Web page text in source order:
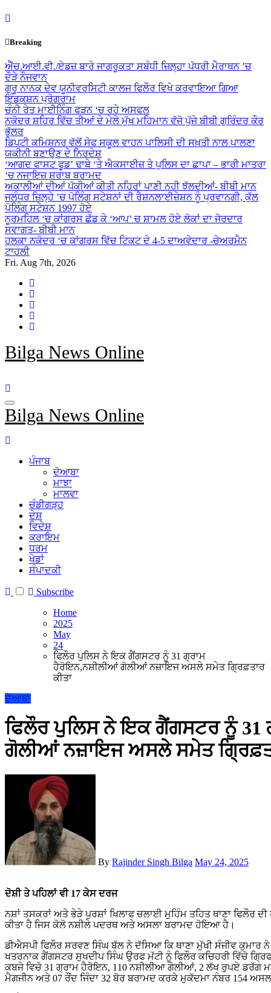
Skip
content
Breaking
ਐੱਚ.ਆਈ.ਵੀ./ਏਡਜ਼ ਬਾਰੇ ਜਾਗਰੂਕਤਾ ਸਬੰਧੀ ਜ਼ਿਲ੍ਹਾ ਪੱਧਰੀ ਮੈਰਾਥਨ ’ਚ
ਦੌੜੇ ਨੌਜਵਾਨ
ਗੁਰੂ ਨਾਨਕ ਦੇਵ ਯੂਨੀਵਰਸਿਟੀ ਕਾਲਜ ਫਿਲੌਰ ਵਿਖੇ ਕਰਵਾਇਆ ਗਿਆ
ਇੰਡਕਸ਼ਨ ਪ੍ਰੋਗਰਾਮ
ਚੰਨੀ ਰੇਤ ਮਾਈਨਿੰਗ ਫੜਨ ‘ਚ ਰਹੇ ਅਸਫਲ
ਨਕੋਦਰ ਸ਼ਹਿਰ ਵਿੱਚ ਤੀਆਂ ਦੇ ਮੇਲੇ ਮੁੱਖ ਮਹਿਮਾਨ ਵੱਜੋ ਪੁੱਜੇ ਬੀਬੀ ਗੁਰਿੰਦਰ ਕੌਰ
ਭੁੱਲਰ
ਡਿਪਟੀ ਕਮਿਸ਼ਨਰ ਵੱਲੋਂ ਸੇਫ ਸਕੂਲ ਵਾਹਨ ਪਾਲਿਸੀ ਦੀ ਸਖ਼ਤੀ ਨਾਲ ਪਾਲਣਾ
ਯਕੀਨੀ ਬਣਾਉਣ ਦੇ ਨਿਰਦੇਸ਼
‘ਆਗਦ ਫਾਸਟ ਫੂਡ’ ਢਾਬੇ ‘ਤੇ ਐਕਸਾਈਜ਼ ਤੇ ਪੁਲਿਸ ਦਾ ਛਾਪਾ – ਭਾਰੀ ਮਾਤਰਾ
‘ਚ ਨਜਾਇਜ਼ ਸ਼ਰਾਬ ਬਰਾਮਦ
ਅਕਾਲੀਆਂ ਦੀਆਂ ਪੱਕੀਆਂ ਕੀਤੀ ਨਹਿਰਾਂ ਪਾਣੀ ਨਹੀ ਝੱਲਦੀਆਂ- ਬੀਬੀ ਮਾਨ
ਜਲੰਧਰ ਜ਼ਿਲ੍ਹੇ ’ਚ ਪੋਲਿੰਗ ਸਟੇਸ਼ਨਾਂ ਦੀ ਰੈਸ਼ਨਲਾਈਜ਼ੇਸ਼ਨ ਨੂੰ ਪ੍ਰਵਾਨਗੀ, ਕੁੱਲ
ਪੋਲਿੰਗ ਸਟੇਸ਼ਨ 1997 ਹੋਏ
ਨੂਰਮਹਿਲ ‘ਚ ਕਾਂਗਰਸ ਛੱਡ ਕੇ ‘ਆਪ’ ਚ ਸ਼ਾਮਲ ਹੋਏ ਲੋਕਾਂ ਦਾ ਜੋਰਦਾਰ
ਸਵਾਗਤ- ਬੀਬੀ ਮਾਨ
ਹਲਕਾ ਨਕੋਦਰ ‘ਚ ਕਾਂਗਰਸ ਵਿੱਚ ਟਿਕਟ ਦੇ 4-5 ਦਾਅਵੇਦਾਰ -ਚੇਅਰਮੈਨ
ਟਾਹਲੀ
Fri. Aug 7th, 2026
Bilga News Online
Bilga News Online
ਪੰਜਾਬ
ਦੋਆਬਾ
ਮਾਝਾ
ਮਾਲਵਾ
ਚੰਡੀਗੜ੍ਹ
ਦੇਸ਼
ਵਿਦੇਸ਼
ਕਰਾਇਮ
ਧਰਮ
ਖੇਡਾਂ
ਸੰਪਾਦਕੀ
Subscribe
Home
2025
May
24
ਫਿਲੌਰ ਪੁਲਿਸ ਨੇ ਇਕ ਗੈਂਗਸਟਰ ਨੂੰ 31 ਗ੍ਰਾਮ
ਹੈਰੋਇਨ,ਨਸ਼ੀਲੀਆਂ ਗੋਲੀਆਂ ਨਜ਼ਾਇਜ ਅਸਲੇ ਸਮੇਤ ਗ੍ਰਿਫ਼ਤਾਰ
ਕੀਤਾ
ਦੋਆਬਾ
ਫਿਲੌਰ ਪੁਲਿਸ ਨੇ ਇਕ ਗੈਂਗਸਟਰ ਨੂੰ 31
ਗੋਲੀਆਂ ਨਜ਼ਾਇਜ ਅਸਲੇ ਸਮੇਤ
By Rajinder Singh Bilga May 24, 2025
ਦੋਸ਼ੀ ਤੇ ਪਹਿਲਾਂ ਵੀ 17 ਕੇਸ ਦਰਜ
ਨਸ਼ਾਂ ਤਸਕਰਾਂ ਅਤੇ ਭੇੜੇ ਪੁਰਸ਼ਾਂ ਖਿਲਾਫ ਚਲਾਈ ਮੁਹਿੰਮ ਤਹਿਤ ਥਾਣਾ ਫਿਲੌਰ
ਕੀਤਾ ਹੈ ਜਿਸ ਕੋਲੋ ਨਸ਼ੀਲੇ ਪਦਰਥ ਅਤੇ ਅਸਲਾ ਬਰਾਮਦ ਹੋਇਆ ਹੈ।
ਡੀਐਸਪੀ ਫਿਲੌਰ ਸਰਵਣ ਸਿੰਘ ਬੱਲ ਨੇ ਦੱਸਿਆ ਕਿ ਥਾਣਾ ਮੁੱਖੀ ਸੰਜੀਵ
ਖਤਰਨਾਕ ਗੈਂਗਸਟਰ ਸੁਖਦੀਪ ਸਿੰਘ ਉਰਫ ਮੱਟੀ ਨੂੰ ਫਿਲੌਰ ਕਚਿਹਰੀ ਵਿੱਚੋ
ਕਬਜੇ ਵਿਚੋ 31 ਗ੍ਰਾਮ ਹੈਰੋਇਨ, 110 ਨਸ਼ੀਲੀਆ ਗੋਲੀਆਂ, 2 ਲੱਖ ਰੁਪਏ ਡਰੱਗ
ਮੈਗਜੀਨ ਅਤੇ 07 ਰੌਂਦ ਜਿੰਦਾ 32 ਬੋਰ ਬਰਾਮਦ ਕਰਕੇ ਮੁਕੱਦਮਾ ਨੰਬਰ 154